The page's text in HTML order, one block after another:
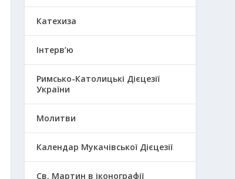
Катехиза
Інтерв’ю
Римсько-Католицькі Дієцезії
України
Молитви
Календар Мукачівської Дієцезії
Св. Мартин в іконографії